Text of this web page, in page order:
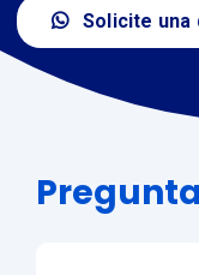
Solicite